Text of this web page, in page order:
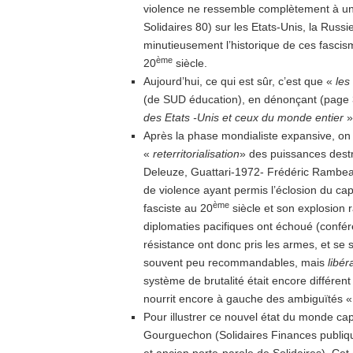
violence ne ressemble complètement à
Solidaires 80) sur les Etats-Unis, la
minutieusement l’historique de ces
20ème siècle.
Aujourd’hui, ce qui est sûr, c’est que « les
(de SUD éducation), en dénonçant
des Etats -Unis et ceux du monde entier
Après la phase mondialiste expansive,
« reterritorialisation» des puissances
Deleuze, Guattari-1972- Frédéric
de violence ayant permis l’éclosion du
fasciste au 20ème siècle et son explosion
diplomaties pacifiques ont échoué
résistance ont donc pris les armes, et se
souvent peu recommandables, mais
système de brutalité était encore
nourrit encore à gauche des ambiguïtés
Pour illustrer ce nouvel état du monde
Gourguechon (Solidaires Finances